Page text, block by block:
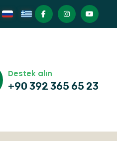
Destek alın
+90 392 365 65 23